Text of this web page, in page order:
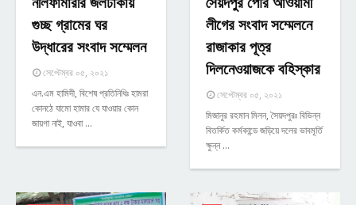
গুচ্ছ গ্রামের ঘর
উদ্ধারের সংবাদ সম্মেলন
সেপ্টেম্বর ০৫, ২০২১
এন.এম হামিদী, বিশেষ প্রতিনিধিঃ হামরা
কোনঠে যামো হ‍ামার যে যাওয়ার কোন
জায়গা নাই, যাওবা …
লীগের সংবাদ সম্মেলনে
রাজাকার পূত্র
দিলনেওয়াজকে বহিস্কার
সেপ্টেম্বর ০৫, ২০২১
মিজানুর রহমান মিলন, সৈয়দপুরঃ বিভিন্ন
বিতর্কিত কর্মকান্ডে জড়িয়ে দলের ভাবমূর্তি
ক্ষুন্ন …